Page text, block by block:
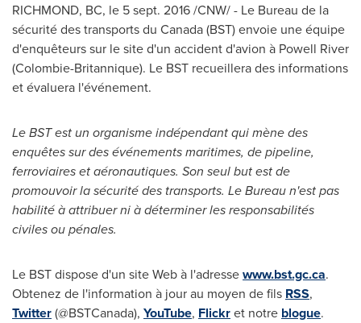
RICHMOND, BC, le 5 sept. 2016/CNW/ - Le Bureau de la
sécurité des transports du Canada(BST) envoie une équipe
d'enquêteurs sur le site d'un accident d'avion à Powell River
(Colombie-Britannique). Le BST recueillera des informations
et évaluera l'événement.
Le BST est un organisme indépendant qui mène des
enquêtes sur des événements maritimes, de pipeline,
ferroviaires et aéronautiques. Son seul but est de
promouvoir la sécurité des transports. Le Bureau n'est pas
habilité à attribuer ni à déterminer les responsabilités
civiles ou pénales.
Le BST dispose d'un site Web à l'adressewww.bst.gc.ca.
Obtenez de l'information à jour au moyen de fils RSS,
Twitter(@BSTCanada), YouTube, Flickret notre blogue.